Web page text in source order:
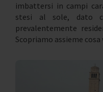
imbattersi in campi
stesi al sole, dato
prevalentemente
Scopriamo assieme cosa